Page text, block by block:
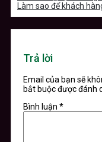
Làm sao để khách
Trả lời
Email của bạn sẽ
bắt buộc được đánh
Bình luận *